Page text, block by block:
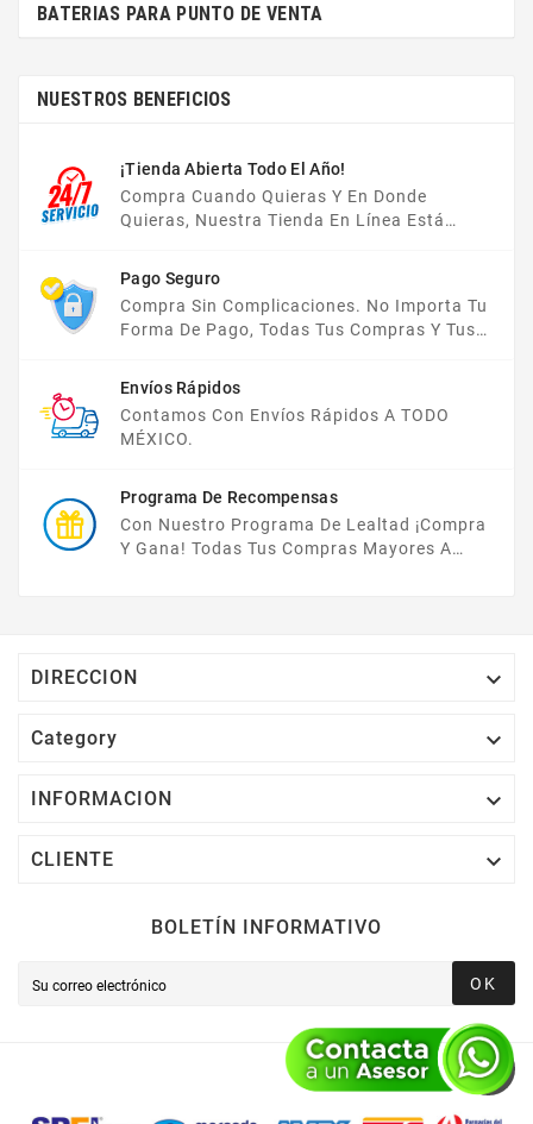
BATERIAS PARA PUNTO DE VENTA
NUESTROS BENEFICIOS
¡Tienda Abierta Todo El Año!
Compra Cuando Quieras Y En Donde
Quieras, Nuestra Tienda En Línea Está
Pago Seguro
Compra Sin Complicaciones. No Importa Tu
Forma De Pago, Todas Tus Compras Y Tus
Envíos Rápidos
Contamos Con Envíos Rápidos A TODO
MÉXICO.
Programa De Recompensas
Con Nuestro Programa De Lealtad ¡compra
Y Gana! Todas Tus Compras Mayores A
DIRECCION 
Category 
INFORMACION 
CLIENTE 
BOLETÍN INFORMATIVO
OK